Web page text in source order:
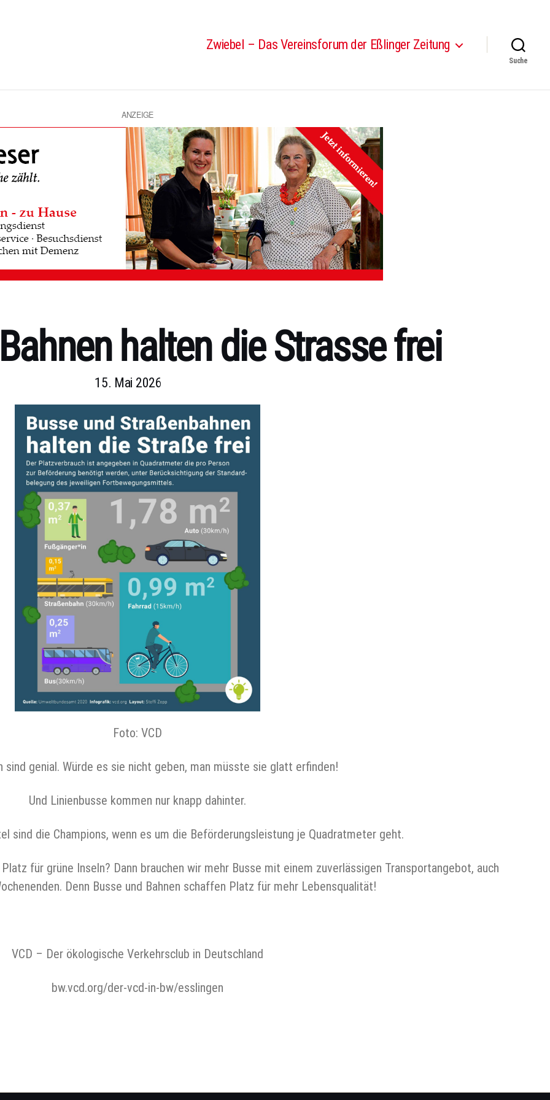
Zwiebel – Das Vereinsforum der Eßlinger Zeitung
Suche
ANZEIGE
halten die Strasse frei
15. Mai 2026
Foto: VCD
sind genial. Würde es sie nicht geben, man müsste sie glatt erfinden!
Und Linienbusse kommen nur knapp dahinter.
sind die Champions, wenn es um die Beförderungsleistung je Quadratmeter geht.
für grüne Inseln? Dann brauchen wir mehr Busse mit einem zuverlässigen Transportangebot, auch
Denn Busse und Bahnen schaffen Platz für mehr Lebensqualität!
VCD – Der ökologische Verkehrsclub in Deutschland
bw.vcd.org/der-vcd-in-bw/esslingen